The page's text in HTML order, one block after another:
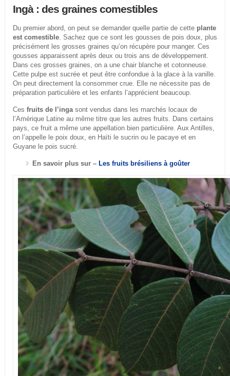
Ingà : des graines comestibles
Du premier abord, on peut se demander quelle partie de cette plante
est comestible. Sachez que ce sont les gousses de pois doux, plus
précisément les grosses graines qu’on récupère pour manger. Ces
gousses apparaissent après deux ou trois ans de développement.
Dans ces grosses graines, on a une chair blanche et cotonneuse.
Cette pulpe est sucrée et peut être confondue à la glace à la vanille.
On peut directement la consommer crue. Elle ne nécessite pas de
préparation particulière et les enfants l’apprécient beaucoup.
Ces fruits de l’ingasont vendus dans les marchés locaux de
l’Amérique Latine au même titre que les autres fruits. Dans certains
pays, ce fruit a même une appellation bien particulière. Aux Antilles,
on l’appelle le poix doux, en Haïti le sucrin ou le pacaye et en
Guyane le pois sucré.
En savoir plus sur – Les fruits brésiliens à goûter